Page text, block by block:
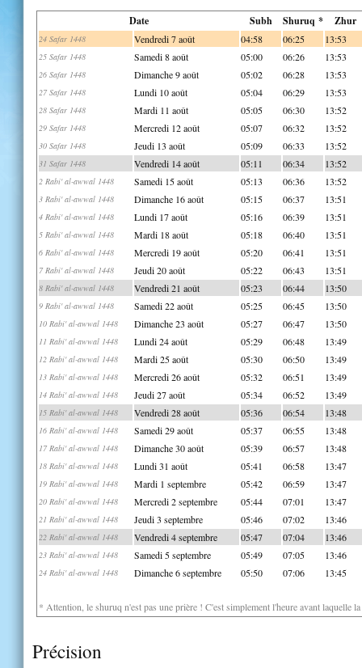
Date Subh Shuruq * Zhur
24 Safar 1448 Vendredi 7 août 04:58 06:25 13:53
25 Safar 1448 Samedi 8 août 05:00 06:26 13:53
26 Safar 1448 Dimanche 9 août 05:02 06:28 13:53
27 Safar 1448 Lundi 10 août 05:04 06:29 13:53
28 Safar 1448 Mardi 11 août 05:05 06:30 13:52
29 Safar 1448 Mercredi 12 août 05:07 06:32 13:52
30 Safar 1448 Jeudi 13 août 05:09 06:33 13:52
31 Safar 1448 Vendredi 14 août 05:11 06:34 13:52
2 Rabi' al-awwal 1448 Samedi 15 août 05:13 06:36 13:52
3 Rabi' al-awwal 1448 Dimanche 16 août 05:15 06:37 13:51
4 Rabi' al-awwal 1448 Lundi 17 août 05:16 06:39 13:51
5 Rabi' al-awwal 1448 Mardi 18 août 05:18 06:40 13:51
6 Rabi' al-awwal 1448 Mercredi 19 août 05:20 06:41 13:51
7 Rabi' al-awwal 1448 Jeudi 20 août 05:22 06:43 13:51
8 Rabi' al-awwal 1448 Vendredi 21 août 05:23 06:44 13:50
9 Rabi' al-awwal 1448 Samedi 22 août 05:25 06:45 13:50
10 Rabi' al-awwal 1448 Dimanche 23 août 05:27 06:47 13:50
11 Rabi' al-awwal 1448 Lundi 24 août 05:29 06:48 13:49
12 Rabi' al-awwal 1448 Mardi 25 août 05:30 06:50 13:49
13 Rabi' al-awwal 1448 Mercredi 26 août 05:32 06:51 13:49
14 Rabi' al-awwal 1448 Jeudi 27 août 05:34 06:52 13:49
15 Rabi' al-awwal 1448 Vendredi 28 août 05:36 06:54 13:48
16 Rabi' al-awwal 1448 Samedi 29 août 05:37 06:55 13:48
17 Rabi' al-awwal 1448 Dimanche 30 août 05:39 06:57 13:48
18 Rabi' al-awwal 1448 Lundi 31 août 05:41 06:58 13:47
19 Rabi' al-awwal 1448 Mardi 1 septembre 05:42 06:59 13:47
20 Rabi' al-awwal 1448 Mercredi 2 septembre 05:44 07:01 13:47
21 Rabi' al-awwal 1448 Jeudi 3 septembre 05:46 07:02 13:46
22 Rabi' al-awwal 1448 Vendredi 4 septembre 05:47 07:04 13:46
23 Rabi' al-awwal 1448 Samedi 5 septembre 05:49 07:05 13:46
24 Rabi' al-awwal 1448 Dimanche 6 septembre 05:50 07:06 13:45
* Attention, le shuruq n'est pas une prière ! C'est simplement l'heure avant laquelle
Précision